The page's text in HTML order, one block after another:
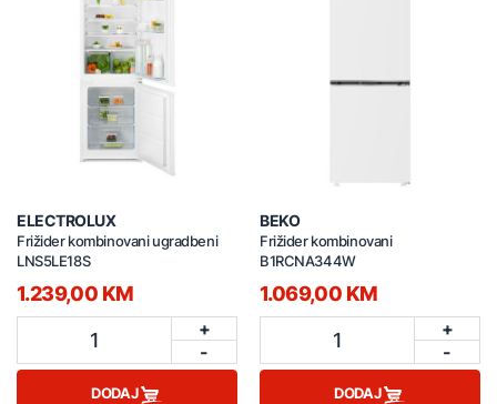
ELECTROLUX
Frižider kombinovani ugradbeni
LNS5LE18S
1.239,00 KM
1
+
-
DODAJ
BEKO
Frižider kombinovani
B1RCNA344W
1.069,00 KM
1
+
-
DODAJ